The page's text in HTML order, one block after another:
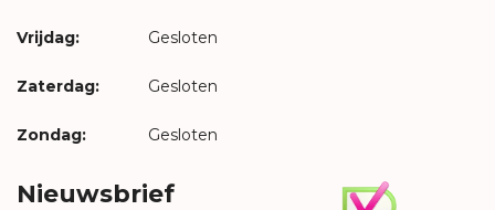
Vrijdag: Gesloten
Zaterdag: Gesloten
Zondag: Gesloten
Nieuwsbrief